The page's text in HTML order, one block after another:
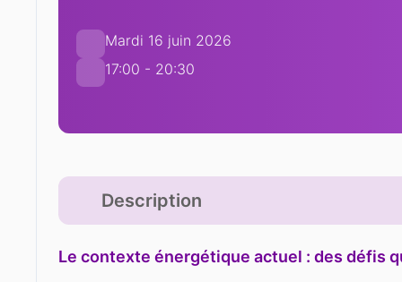
Mardi 16 juin 2026
17:00 - 20:30
Description
Le contexte énergétique actuel : des défis